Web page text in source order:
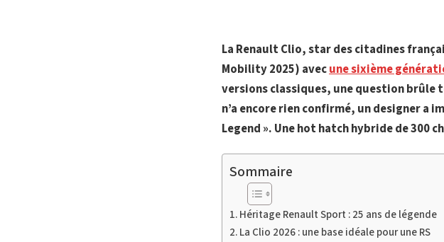
La Renault Clio, star des citadines
Mobility 2025) avecune sixième
versions classiques, une question brûle
n’a encore rien confirmé, un designer a
Legend ». Une hot hatch hybride de 300
Sommaire
Héritage Renault Sport : 25 ans de légende
La Clio 2026 : une base idéale pour une RS